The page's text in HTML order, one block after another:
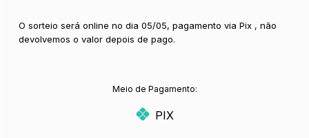
O sorteio será online no dia 05/05, pagamento via Pix , não
devolvemos o valor depois de pago.
Meio de Pagamento:
PIX